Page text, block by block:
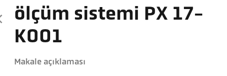
ölçüm sistemi PX 17-
K001
Makale açıklaması